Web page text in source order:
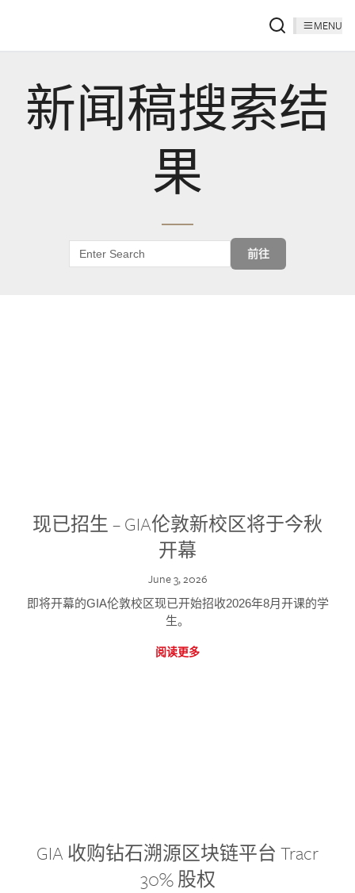
MENU
新闻稿搜索结
果
前往
现已招生 – GIA伦敦新校区将于今秋
开幕
June 3, 2026
即将开幕的GIA伦敦校区现已开始招收2026年8月开课的学
生。
阅读更多
GIA 收购钻石溯源区块链平台 Tracr
30% 股权